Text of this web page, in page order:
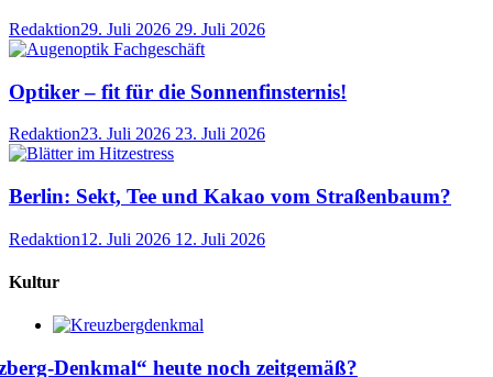
Redaktion29. Juli 2026 29. Juli 2026
Optiker – fit für die Sonnenfinsternis!
Redaktion23. Juli 2026 23. Juli 2026
Berlin: Sekt, Tee und Kakao vom Straßenbaum?
Redaktion12. Juli 2026 12. Juli 2026
Kultur
Denkmal“ heute noch zeitgemäß?